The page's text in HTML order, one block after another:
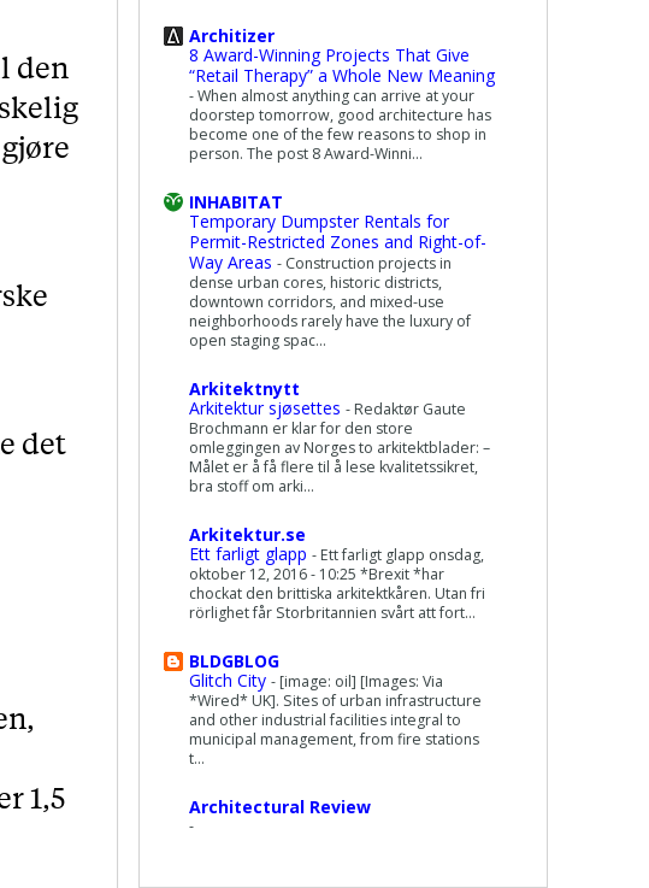
Architizer
8 Award-Winning Projects That Give
“Retail Therapy” a Whole New Meaning
-When almost anything can arrive at your
doorstep tomorrow, good architecture has
become one of the few reasons to shop in
person. The post 8 Award-Winni...
INHABITAT
Temporary Dumpster Rentals for
Permit-Restricted Zones and Right-of-
Way Areas - Construction projects in
dense urban cores, historic districts,
downtown corridors, and mixed-use
neighborhoods rarely have the luxury of
open staging spac...
Arkitektnytt
Arkitektur sjøsettes - Redaktør Gaute
Brochmann er klar for den store
omleggingen av Norges to arkitektblader: –
Målet er å få flere til å lese kvalitetssikret,
bra stoff om arki...
Arkitektur.se
Ett farligt glapp - Ett farligt glapp onsdag,
oktober 12, 2016 - 10:25 *Brexit *har
chockat den brittiska arkitektkåren. Utan fri
rörlighet får Storbritannien svårt att fort...
BLDGBLOG
Glitch City - [image: oil] [Images: Via
*Wired* UK]. Sites of urban infrastructure
and other industrial facilities integral to
municipal management, from fire stations
t...
Architectural Review
-